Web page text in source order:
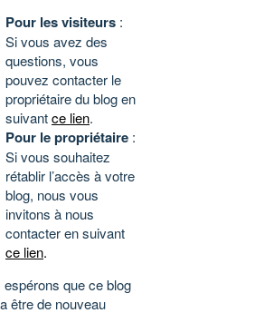
Pour les visiteurs :
Si vous avez des
questions, vous
pouvez contacter le
propriétaire du blog en
suivantce lien.
Pour le propriétaire :
Si vous souhaitez
rétablir l’accès à votre
blog, nous vous
invitons à nous
contacter en suivant
ce lien.
espérons que ce blog
être de nouveau